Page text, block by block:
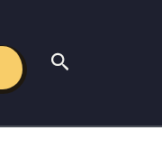
Search